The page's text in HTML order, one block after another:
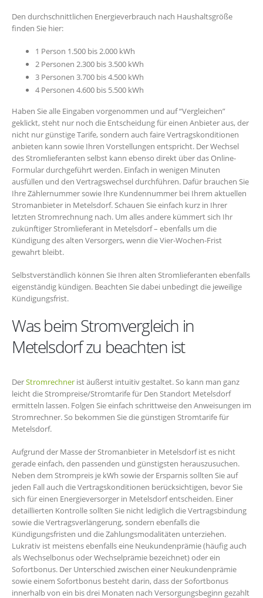
Den durchschnittlichen Energieverbrauch nach Haushaltsgröße
finden Sie hier:
1 Person 1.500 bis 2.000 kWh
2 Personen 2.300 bis 3.500 kWh
3 Personen 3.700 bis 4.500 kWh
4 Personen 4.600 bis 5.500 kWh
Haben Sie alle Eingaben vorgenommen und auf “Vergleichen”
geklickt, steht nur noch die Entscheidung für einen Anbieter aus, der
nicht nur günstige Tarife, sondern auch faire Vertragskonditionen
anbieten kann sowie Ihren Vorstellungen entspricht. Der Wechsel
des Stromlieferanten selbst kann ebenso direkt über das Online-
Formular durchgeführt werden. Einfach in wenigen Minuten
ausfüllen und den Vertragswechsel durchführen. Dafür brauchen Sie
Ihre Zählernummer sowie Ihre Kundennummer bei Ihrem aktuellen
Stromanbieter in Metelsdorf. Schauen Sie einfach kurz in Ihrer
letzten Stromrechnung nach. Um alles andere kümmert sich Ihr
zukünftiger Stromlieferant in Metelsdorf – ebenfalls um die
Kündigung des alten Versorgers, wenn die Vier-Wochen-Frist
gewahrt bleibt.
Selbstverständlich können Sie Ihren alten Stromlieferanten ebenfalls
eigenständig kündigen. Beachten Sie dabei unbedingt die jeweilige
Kündigungsfrist.
Was beim Stromvergleich in
Metelsdorf zu beachten ist
DerStromrechner ist äußerst intuitiv gestaltet. So kann man ganz
leicht die Strompreise/Stromtarife für Den Standort Metelsdorf
ermitteln lassen. Folgen Sie einfach schrittweise den Anweisungen im
Stromrechner. So bekommen Sie die günstigen Stromtarife für
Metelsdorf.
Aufgrund der Masse der Stromanbieter in Metelsdorf ist es nicht
gerade einfach, den passenden und günstigsten herauszusuchen.
Neben dem Strompreis je kWh sowie der Ersparnis sollten Sie auf
jeden Fall auch die Vertragskonditionen berücksichtigen, bevor Sie
sich für einen Energieversorger in Metelsdorf entscheiden. Einer
detaillierten Kontrolle sollten Sie nicht lediglich die Vertragsbindung
sowie die Vertragsverlängerung, sondern ebenfalls die
Kündigungsfristen und die Zahlungsmodalitäten unterziehen.
Lukrativ ist meistens ebenfalls eine Neukundenprämie (häufig auch
als Wechselbonus oder Wechselprämie bezeichnet) oder ein
Sofortbonus. Der Unterschied zwischen einer Neukundenprämie
sowie einem Sofortbonus besteht darin, dass der Sofortbonus
innerhalb von ein bis drei Monaten nach Versorgungsbeginn gezahlt